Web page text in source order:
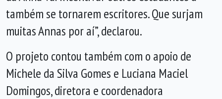
também se tornarem escritores. Que surjam
muitas Annas por aí”, declarou.
O projeto contou também com o apoio de
Michele da Silva Gomes e Luciana Maciel
Domingos, diretora e coordenadora